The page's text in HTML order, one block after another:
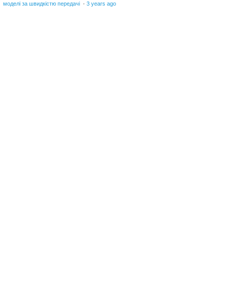
моделі за швидкістю передачі · 3 years ago